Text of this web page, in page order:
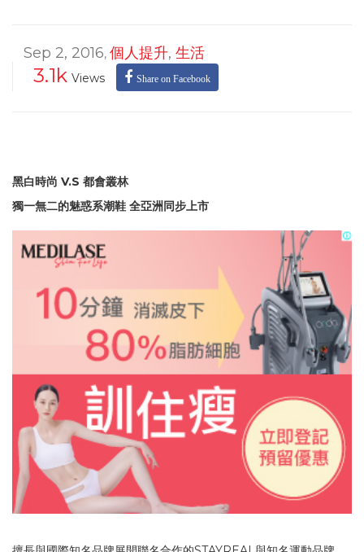
Sep 2, 2016, 個人提升, 生活
3.1k Views Share on Facebook
黑白時尚 V.S 都會叢林
獨一無二的魅惑系潮鞋 全亞洲同步上市